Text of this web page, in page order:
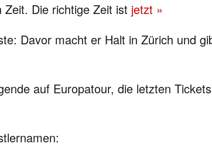
Die richtige Zeit ist jetzt »
Davor macht er Halt in Zürich und
auf Europatour, die letzten